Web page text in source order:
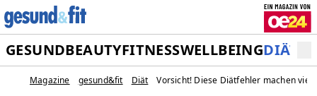
GESUNDBEAUTYFITNESSWELLBEINGDIÄT
Magazine gesund&fit Diät Vorsicht! Diese Diätfehler machen